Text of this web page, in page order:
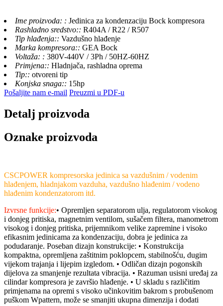
Ime proizvoda: : Jedinica za kondenzaciju Bock kompresora
Rashladno sredstvo:: R404A / R22 / R507
Tip hlađenja:: Vazdušno hlađenje
Marka kompresora:: GEA Bock
Voltaža: : 380V-440V / 3Ph / 50HZ-60HZ
Primjena:: Hladnjača, rashladna oprema
Tip:: otvoreni tip
Konjska snaga:: 15hp
Pošaljite nam e-mail Preuzmi u PDF-u
Detalj proizvoda
Oznake proizvoda
CSCPOWER kompresorska jedinica sa vazdušnim / vodenim
hlađenjem, hladnjakom vazduha, vazdušno hlađenim / vodeno
hlađenim kondenzatorom itd.
Izvrsne funkcije:• Opremljen separatorom ulja, regulatorom visokog
i donjeg pritiska, magnetnim ventilom, sušačem filtera, manometrom
visokog i donjeg pritiska, prijemnikom velike zapremine i visoko
efikasnim jedinicama za kondenzaciju, dobra je jedinica za
podudaranje. Poseban dizajn konstrukcije: • Konstrukcija
kompaktna, opremljena zaštitnim poklopcem, stabilnošću, dugim
vijekom trajanja i lijepim izgledom. • Odličan dizajn pogonskih
dijelova za smanjenje rezultata vibracija. • Razuman usisni uređaj za
cilindar kompresora je završio hlađenje. • U skladu s različitim
primjenama na opremi s visoko učinkovitim bakrom s probušenom
puškom Wpattern, može se smanjiti ukupna dimenzija i dodati